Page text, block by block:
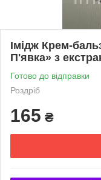
Імідж Крем-
П'явка» з
Готово до відправки
Роздріб
165 ₴